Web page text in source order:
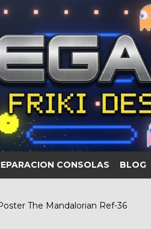
CONSOLAS BLOG
The Mandalorian Ref-36